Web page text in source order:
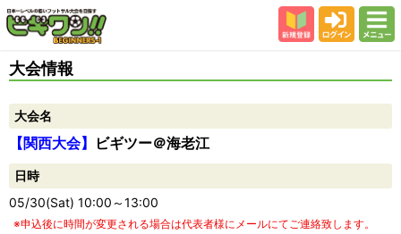
会場
大会結果
スタッフ紹介
よくある質問
大会情報
大会名
【関西大会】 ビギツー＠海老江
日時
05/30(Sat) 10:00～13:00
※申込後に時間が変更される場合は代表者様にメールにてご連絡致します。